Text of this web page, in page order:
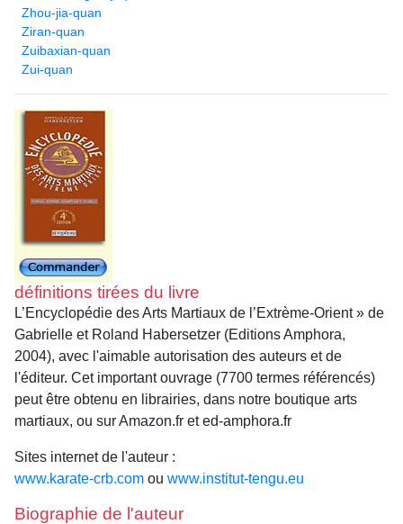
Zhou-jia-quan
Ziran-quan
Zuibaxian-quan
Zui-quan
définitions tirées du livre
L’Encyclopédie des Arts Martiaux de l’Extrème-Orient » de
Gabrielle et Roland Habersetzer (Editions Amphora,
2004), avec l'aimable autorisation des auteurs et de
l'éditeur. Cet important ouvrage (7700 termes référencés)
peut être obtenu en librairies, dans notre boutique arts
martiaux, ou sur Amazon.fr et ed-amphora.fr
Sites internet de l'auteur :
www.karate-crb.com ou www.institut-tengu.eu
Biographie de l'auteur